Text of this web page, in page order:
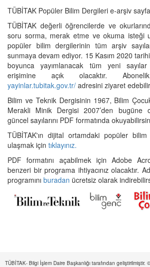
TÜBİTAK Popüler Bilim Dergileri e-arşiv
TÜBİTAK değerli öğrencilerde ve
soru sorma, merak etme ve okuma isteği
popüler bilim dergilerinin tüm arşiv
sunmaya devam ediyor. 15 Kasım 2020
boyunca yayımlanacak tüm yeni
erişimine açık olacaktır.
yayinlar.tubitak.gov.tr/ adresini ziyaret
Bilim ve Teknik Dergisinin 1967, Bilim
Merakli Minik Dergisi 2007’den bugüne
güncel sayılarını PDF formatında
TÜBİTAK'ın dijital ortamdaki popüler bilim
ulaşmak için tıklayınız.
PDF formatını açabilmek için Adobe
benzeri bir programa ihtiyacınız olacaktır.
programını buradan ücretsiz olarak
TÜBİTAK- Bilgi İşlem Daire Başkanlığı tarafından